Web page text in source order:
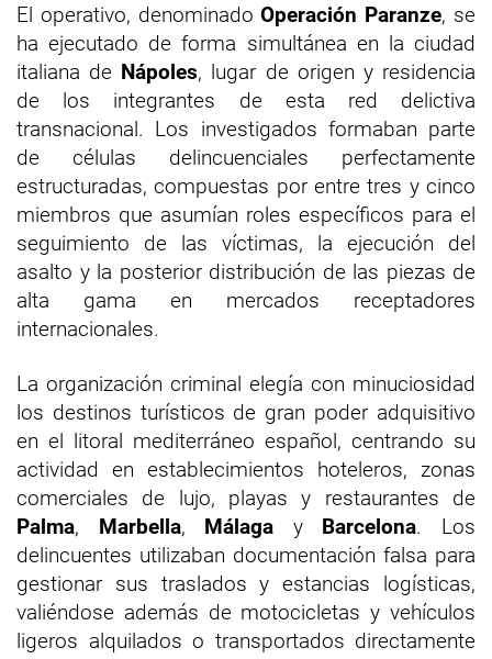
El operativo, denominadoOperación Paranze, se
ha ejecutado de forma simultánea en la ciudad
italiana de Nápoles, lugar de origen y residencia
de los integrantes de esta red delictiva
transnacional. Los investigados formaban parte
de células delincuenciales perfectamente
estructuradas, compuestas por entre tres y cinco
miembros que asumían roles específicos para el
seguimiento de las víctimas, la ejecución del
asalto y la posterior distribución de las piezas de
alta gama en mercados receptadores
internacionales.
La organización criminal elegía con minuciosidad
los destinos turísticos de gran poder adquisitivo
en el litoral mediterráneo español, centrando su
actividad en establecimientos hoteleros, zonas
comerciales de lujo, playas y restaurantes de
Palma, Marbella, Málaga yBarcelona. Los
delincuentes utilizaban documentación falsa para
gestionar sus traslados y estancias logísticas,
valiéndose además de motocicletas y vehículos
ligeros alquilados o transportados directamente